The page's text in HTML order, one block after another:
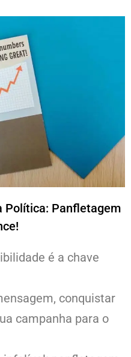
Política: Panfletagem
é a chave
conquistar
campanha para o